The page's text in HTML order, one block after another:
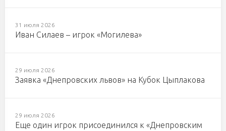
31 июля 2026
Иван Силаев – игрок «Могилева»
29 июля 2026
Заявка «Днепровских львов» на Кубок Цыплакова
29 июля 2026
Еще один игрок присоединился к «Днепровским